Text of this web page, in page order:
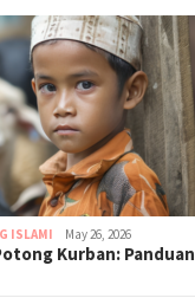
ISLAMI May 26, 2026
Kurban: Panduan